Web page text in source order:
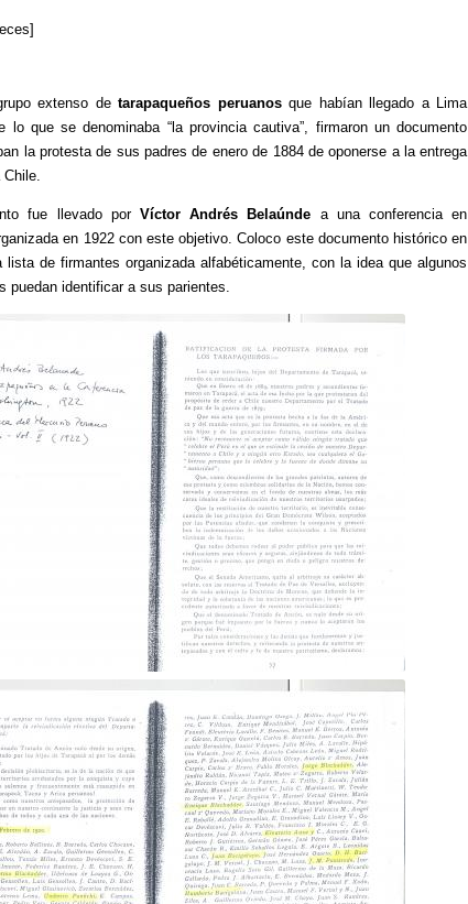
extenso detarapaqueños peruanosque habían llegado a Lima
lo que se denominaba “la provincia cautiva”, firmaron un documento
la protesta de sus padres de enero de 1884 de oponerse a la entrega
fue llevado porVíctor Andrés Belaúnde a una conferencia en
en 1922 con este objetivo. Coloco este documento histórico en
lista de firmantes organizada alfabéticamente, con la idea que algunos
puedan identificar a sus parientes.